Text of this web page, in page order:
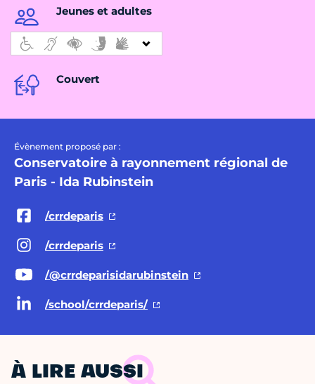
Jeunes et adultes
Couvert
Évènement proposé par :
Conservatoire à rayonnement régional de
Paris - Ida Rubinstein
/crrdeparis
/crrdeparis
/@crrdeparisidarubinstein
/school/crrdeparis/
À LIRE AUSSI